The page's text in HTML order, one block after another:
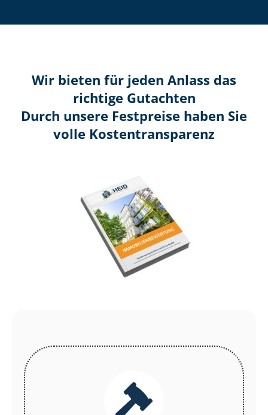
Wir bieten für jeden Anlass das
richtige Gutachten
Durch unsere Festpreise haben Sie
volle Kosten­transparenz